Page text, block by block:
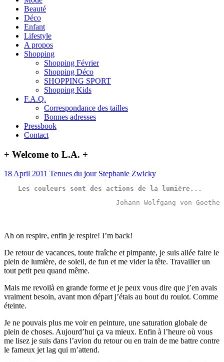
Beauté
Déco
Enfant
Lifestyle
A propos
Shopping
Shopping Février
Shopping Déco
SHOPPING SPORT
Shopping Kids
F.A.Q.
Correspondance des tailles
Bonnes adresses
Pressbook
Contact
+ Welcome to L.A. +
18 April 2011 Tenues du jour Stephanie Zwicky
Les couleurs sont des actions de la lumière ...
Johann Wolfgang von Goethe
Ah on respire, enfin je respire! I’m back!
De retour de vacances, toute fraîche et pimpante, je suis allée faire le
plein de lumière, de soleil, de fun et me vider la tête. Travailler un
tout petit peu quand même.
Mais me revoilà en grande forme et je peux vous dire que j’en avais
vraiment besoin, avant mon départ j’étais au bout du roulot. Comme
éteinte.
Je ne pouvais plus me voir en peinture, une saturation globale de
plein de choses. Aujourd’hui ça va mieux. Enfin à l’heure où vous
me lisez je suis dans l’avion du retour ou en train de me battre contre
le fameux jet lag qui m’attend.